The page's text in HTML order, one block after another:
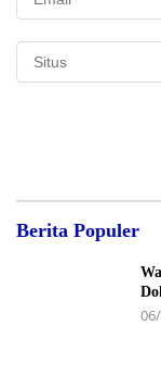
Berita Populer